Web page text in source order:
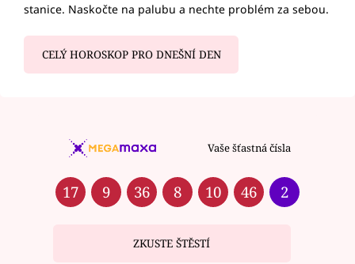
stanice. Naskočte na palubu a nechte problém za sebou.
CELÝ HOROSKOP PRO DNEŠNÍ DEN
Vaše šťastná čísla
17 9 36 8 10 46 2
ZKUSTE ŠTĚSTÍ